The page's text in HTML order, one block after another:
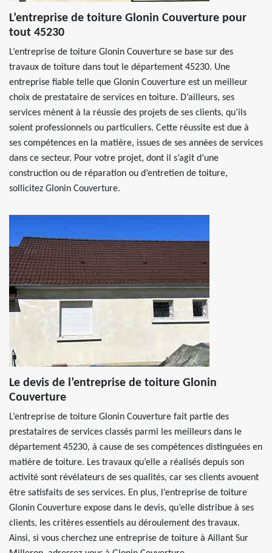
L’entreprise de toiture Glonin Couverture pour
tout 45230
L’entreprise de toiture Glonin Couverture se base sur des
travaux de toiture dans tout le département 45230. Une
entreprise fiable telle que Glonin Couverture est un meilleur
choix de prestataire de services en toiture. D’ailleurs, ses
services mènent à la réussie des projets de ses clients, qu’ils
soient professionnels ou particuliers. Cette réussite est due à
ses compétences en la matière, issues de ses années de services
dans ce secteur. Pour votre projet, dont il s’agit d’une
construction ou de réparation ou d’entretien de toiture,
sollicitez Glonin Couverture.
Le devis de l’entreprise de toiture Glonin
Couverture
L’entreprise de toiture Glonin Couverture fait partie des
prestataires de services classés parmi les meilleurs dans le
département 45230, à cause de ses compétences distinguées en
matière de toiture. Les travaux qu’elle a réalisés depuis son
activité sont révélateurs de ses qualités, car ses clients avouent
être satisfaits de ses services. En plus, l’entreprise de toiture
Glonin Couverture expose dans le devis, qu’elle distribue à ses
clients, les critères essentiels au déroulement des travaux.
Ainsi, si vous cherchez une entreprise de toiture à Aillant Sur